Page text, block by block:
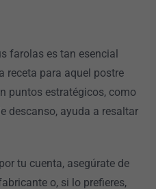
farolas es tan esencial
receta para aquel postre
puntos estratégicos, como
descanso, ayuda a resaltar
tu cuenta, asegúrate de
o, si lo prefieres,